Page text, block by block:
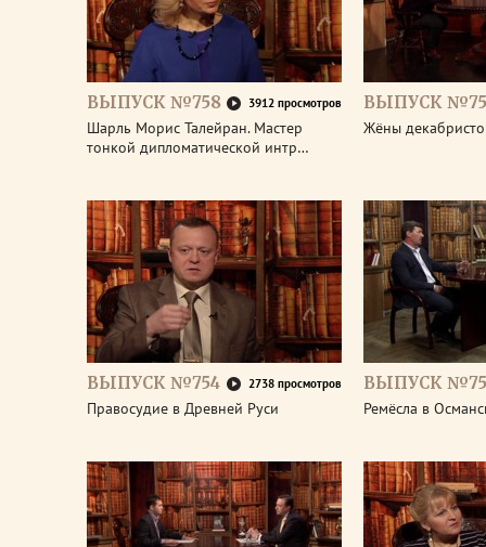
ВЫПУСК №758 3912 просмотров
Шарль Морис Талейран. Мастер
тонкой дипломатической интр…
ВЫПУСК
Жёны
ВЫПУСК №754 2738 просмотров
Правосудие в Древней Руси
ВЫПУСК
Ремёсла в